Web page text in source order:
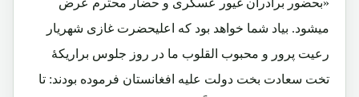
«بحضور برادران غیور عسکری و حضار محترم عرض
میشود. بیاد شما خواهد بود که اعلیحضرت غازی شهریار
رعیت پرور و محبوب القلوب ما در روز جلوس براریکۀ
تخت سعادت بخت دولت علیه افغانستان فرموده بودند: تا